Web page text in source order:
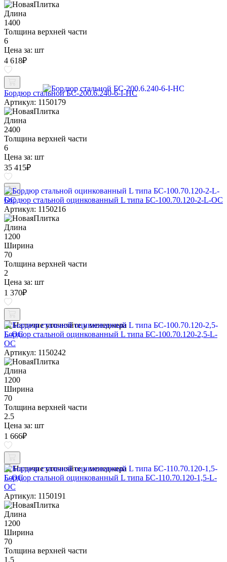
Длина
1400
Толщина верхней части
6
Цена за: шт
4 618₽
Бордюр стальной БС-200.6.240-6-I-НС
Артикул: 1150179
Длина
2400
Толщина верхней части
6
Цена за: шт
35 415₽
Бордюр стальной оцинкованный L типа БС-100.70.120-2-L-ОС
Артикул: 1150216
Длина
1200
Ширина
70
Толщина верхней части
2
Цена за: шт
1 370₽
Наличие уточняйте у менеджера
Бордюр стальной оцинкованный L типа БС-100.70.120-2,5-L-
ОС
Артикул: 1150242
Длина
1200
Ширина
70
Толщина верхней части
2.5
Цена за: шт
1 666₽
Наличие уточняйте у менеджера
Бордюр стальной оцинкованный L типа БС-110.70.120-1,5-L-
ОС
Артикул: 1150191
Длина
1200
Ширина
70
Толщина верхней части
1.5